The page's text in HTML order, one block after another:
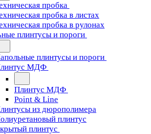
пробка
пробка в листах
пробка в рулонах
плинтусы и пороги
плинтусы и пороги
МДФ
Плинтус МДФ
Point & Line
из дюрополимера
плинтус
плинтус